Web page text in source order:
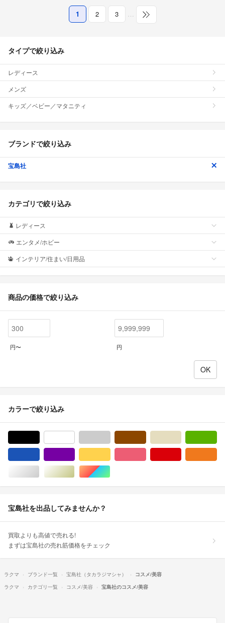
1 2 3 …
タイプで絞り込み
レディース
メンズ
キッズ／ベビー／マタニティ
ブランドで絞り込み
宝島社
カテゴリで絞り込み
レディース
エンタメ/ホビー
インテリア/住まい/日用品
商品の価格で絞り込み
円〜 円
カラーで絞り込み
シルバー/銀色系ゴールド/金色系マルチカラー
宝島社を出品してみませんか？
買取よりも高値で売れる!
まずは宝島社の売れ筋価格をチェック
ラクマ ブランド一覧 宝島社（タカラジマシャ）
コスメ/美容
ラクマ
カテゴリ一覧 コスメ/美容 宝島社のコスメ/美容